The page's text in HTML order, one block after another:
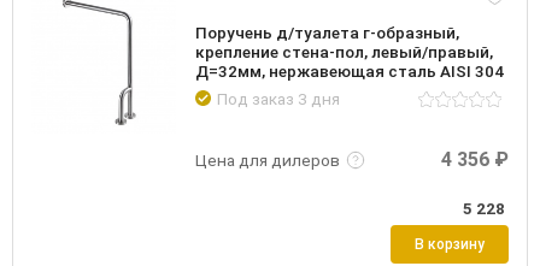
Поручень д/туалета г-образный,
крепление стена-пол, левый/правый,
Д=32мм, нержавеющая сталь AISI 304
Под заказ 3 дня
Цена для дилеров
Подробнее Войти
4 356 ₽
5 228
В корзину